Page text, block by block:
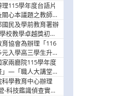
115學年度台語片
心本議題之教師踴
民及學前教育署辦
校教學卓越獎初選
師踴躍報名
協會為辦理「116
入學高三學生升學
兩廳院115學年度
」—「職人大講堂」
鼓勵踴躍報名參
學教育中心辦理
-科技鑑識偵查實戰